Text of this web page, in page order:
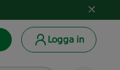
Logga in